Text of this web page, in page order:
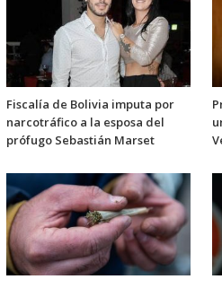
Fiscalía de Bolivia imputa por
narcotráfico a la esposa del
prófugo Sebastián Marset